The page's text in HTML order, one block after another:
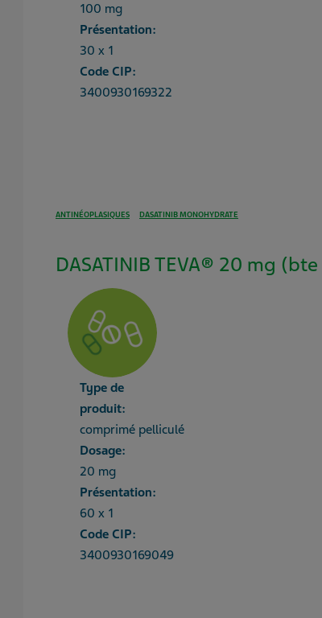
100 mg
Présentation:
30 x 1
Code CIP:
3400930169322
ANTINÉOPLASIQUES DASATINIB MONOHYDRATE
DASATINIB TEVA® 20 mg
Type de
produit:
comprimé pelliculé
Dosage:
20 mg
Présentation:
60 x 1
Code CIP:
3400930169049